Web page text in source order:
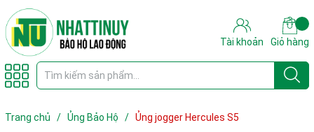
Tài khoản Giỏ hàng
Trang chủ / Ủng Bảo Hộ / Ủng jogger Hercules S5